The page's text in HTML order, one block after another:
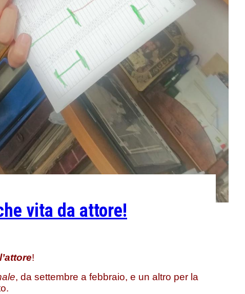
vita da attore!
!
, da settembre a febbraio, e un altro per la